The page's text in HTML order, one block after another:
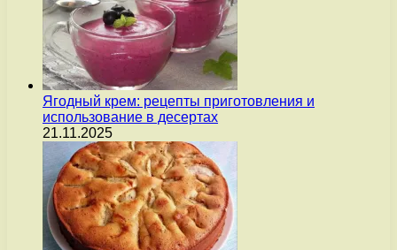
Ягодный крем: рецепты приготовления и
использование в десертах
21.11.2025